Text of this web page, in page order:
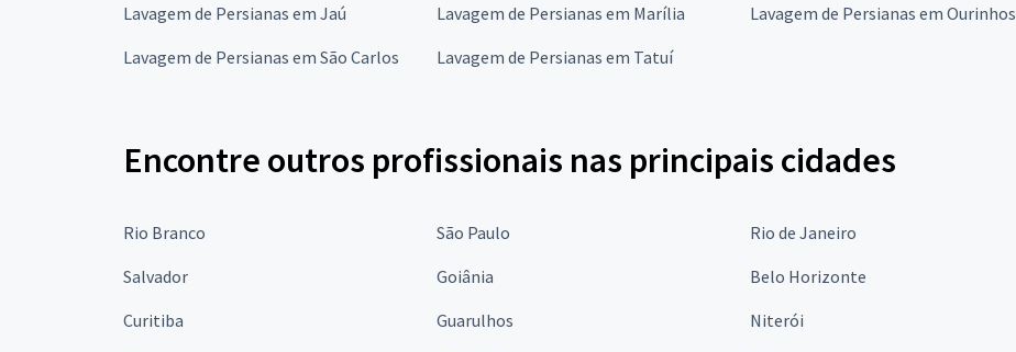
Lavagem de Persianas em Jaú
Lavagem de Persianas em Marília Lavagem de Persianas em Ourinhos
Lavagem de Persianas em São Carlos
Lavagem de Persianas em Tatuí
Encontre outros profissionais nas principais cidades
Rio Branco São Paulo Rio de Janeiro
Salvador
Goiânia Belo Horizonte
Curitiba
Guarulhos Niterói